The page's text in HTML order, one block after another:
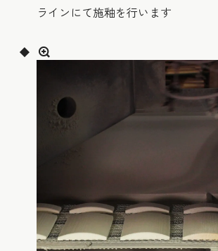
ラインにて施釉を行います